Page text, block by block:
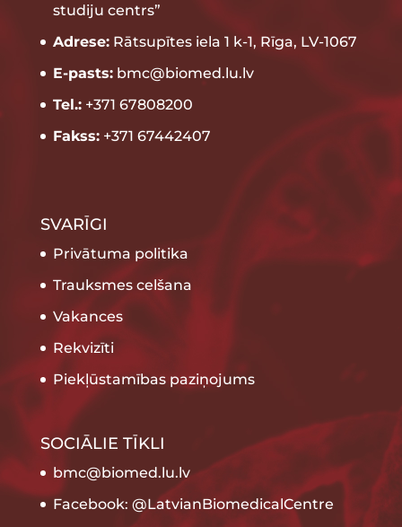
studiju centrs”
Adrese:Rātsupītes iela 1 k-1, Rīga, LV-1067
E-pasts:bmc@biomed.lu.lv
Tel.:+371 67808200
Fakss:+371 67442407
SVARĪGI
Privātuma politika
Trauksmes celšana
Vakances
Rekvizīti
Piekļūstamības paziņojums
SOCIĀLIE TĪKLI
bmc@biomed.lu.lv
Facebook: @LatvianBiomedicalCentre